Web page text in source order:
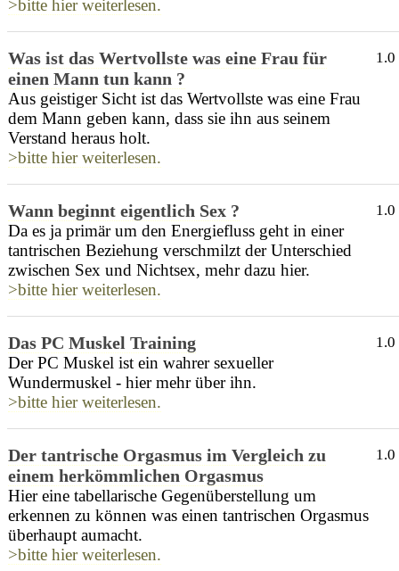
>bitte hier weiterlesen.
Was ist das Wertvollste was eine Frau für
einen Mann tun kann ?
Aus geistiger Sicht ist das Wertvollste was eine Frau
dem Mann geben kann, dass sie ihn aus seinem
Verstand heraus holt.
>bitte hier weiterlesen.
1.0
Wann beginnt eigentlich Sex ?
Da es ja primär um den Energiefluss geht in einer
tantrischen Beziehung verschmilzt der Unterschied
zwischen Sex und Nichtsex, mehr dazu hier.
>bitte hier weiterlesen.
1.0
Das PC Muskel Training
Der PC Muskel ist ein wahrer sexueller
Wundermuskel - hier mehr über ihn.
>bitte hier weiterlesen.
1.0
Der tantrische Orgasmus im Vergleich zu
einem herkömmlichen Orgasmus
Hier eine tabellarische Gegenüberstellung um
erkennen zu können was einen tantrischen Orgasmus
überhaupt aumacht.
>bitte hier weiterlesen.
1.0